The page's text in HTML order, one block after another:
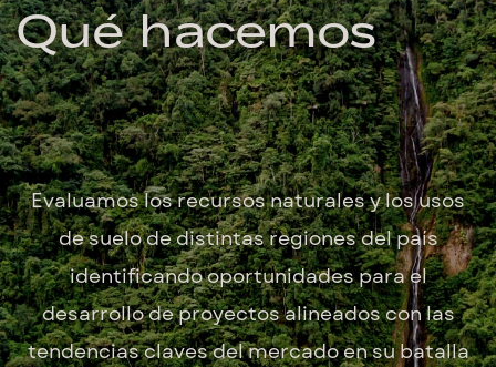
Qué hacemos
Evaluamos los recursos naturales y los usos
de suelo de distintas regiones del país
identificando oportunidades para el
desarrollo de proyectos alineados conlas
tendencias claves del mercado en su batalla